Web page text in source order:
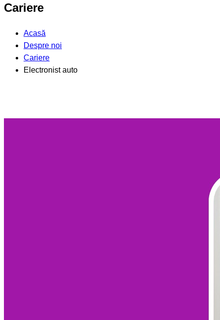
Cariere
Acasă
Despre noi
Cariere
Electronist auto